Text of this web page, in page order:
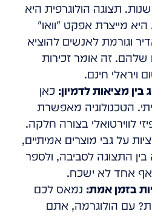
תצוגה הולוגרפית היא
מייצרת אפקט "וואו"
וגורמת לאנשים להוציא
זה אומר זכירות
ויראלי חינם.
כאן
הטכנולוגיה מאפשרת
לווירטואלי בצורה חלקה.
על גבי מוצרים אמיתיים,
בין התצוגה לסביבה, ולספר
אחד לא ישכח.
בזמן אמת: נמאס לכם
עם הולוגרמה, אתם